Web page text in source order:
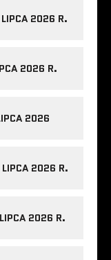
2026 R.
2026 R.
2026
LIPCA 2026 R.
2026 R.